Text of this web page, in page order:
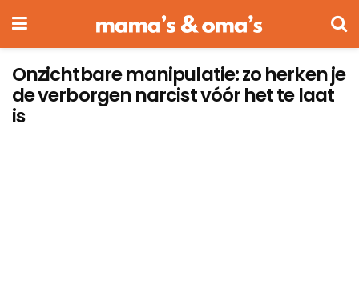
Onzichtbare manipulatie: zo herken je
de verborgen narcist vóór het te laat
is